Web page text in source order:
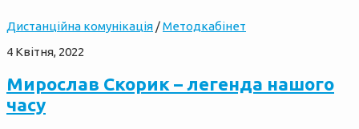
Дистанційна комунікація /Методкабінет
4 Квітня, 2022
Мирослав Скорик – легенда нашого
часу